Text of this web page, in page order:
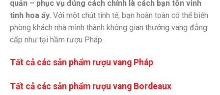
quản – phục vụ đúng cách chính là cách bạn tôn vinh
tinh hoa ấy. Với một chút tinh tế, bạn hoàn toàn có thể biến
phòng khách nhà mình thành không gian thưởng vang đẳng
cấp như tại hầm rượu Pháp.
Tất cả các sản phẩm rượu vang Pháp
Tất cả các sản phẩm rượu vang Bordeaux